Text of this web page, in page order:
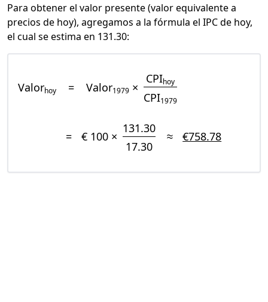
Para obtener el valor presente (valor equivalente a
precios de hoy), agregamos a la fórmula el IPC de hoy,
el cual se estima en 131.30:
Valorhoy = Valor1979 ×
CPIhoy
CPI1979
= € 100 ×
131.30
17.30
≈ €758.78